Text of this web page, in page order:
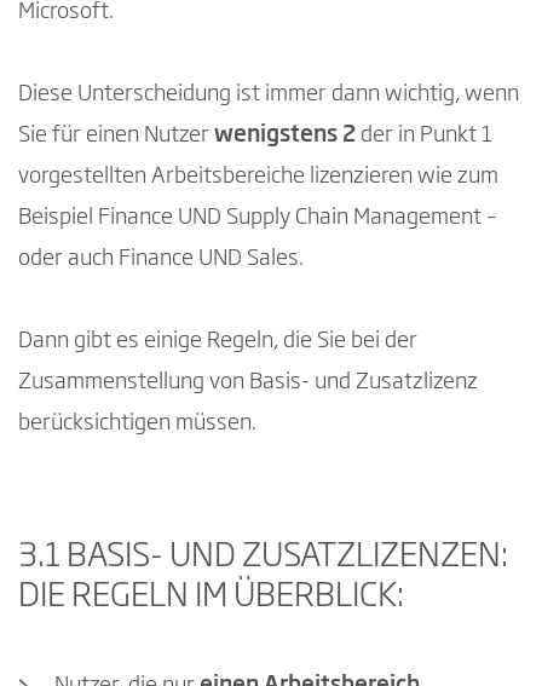
Microsoft.
Diese Unterscheidung ist immer dann wichtig, wenn
Sie für einen Nutzer wenigstens 2 der in Punkt 1
vorgestellten Arbeitsbereiche lizenzieren wie zum
Beispiel Finance UND Supply Chain Management –
oder auch Finance UND Sales.
Dann gibt es einige Regeln, die Sie bei der
Zusammenstellung von Basis- und Zusatzlizenz
berücksichtigen müssen.
3.1 BASIS- UND ZUSATZLIZENZEN:
DIE REGELN IM ÜBERBLICK: